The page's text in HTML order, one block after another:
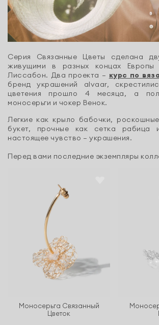
Серия Связанные Цветы сделана
живущими в разных концах
Лиссабон. Два проекта — курс по
бренд украшений alvaar,
цветения прошло 4 месяца, а
моносерьги и чокер Венок.
Легкие как крыло бабочки,
букет, прочные как сетка рабица
настоящее чувство — украшения.
Перед вами последние экземпляры
Моносерьга Связанный
Цветок